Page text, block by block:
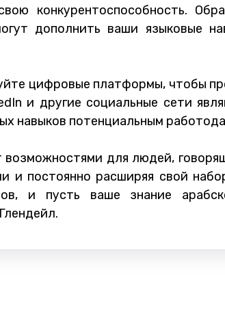
конкурентоспособность.
дополнить ваши языковые
цифровые платформы, чтобы
и другие социальные сети
навыков потенциальным
для людей,
и постоянно расширяя свой
и пусть ваше знание